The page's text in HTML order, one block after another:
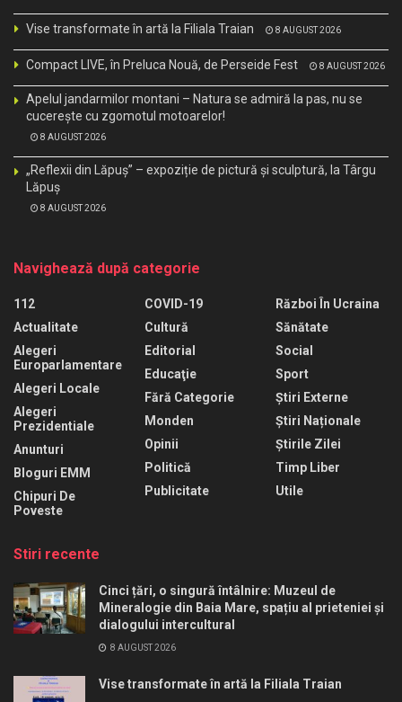
Vise transformate în artă la Filiala Traian 8 AUGUST 2026
Compact LIVE, în Preluca Nouă, de Perseide Fest 8 AUGUST 2026
Apelul jandarmilor montani – Natura se admiră la pas, nu se
cucerește cu zgomotul motoarelor!
8 AUGUST 2026
„Reflexii din Lăpuș” – expoziție de pictură și sculptură, la Târgu
Lăpuș
8 AUGUST 2026
Navighează după categorie
112
Actualitate
Alegeri
Europarlamentare
Alegeri Locale
Alegeri
Prezidentiale
Anunturi
Bloguri EMM
Chipuri De
Poveste
COVID-19
Cultură
Editorial
Educaţie
Fără Categorie
Monden
Opinii
Politică
Publicitate
Război În Ucraina
Sănătate
Social
Sport
Știri Externe
Știri Naționale
Știrile Zilei
Timp Liber
Utile
Stiri recente
Cinci țări, o singură întâlnire: Muzeul de
Mineralogie din Baia Mare, spațiu al prieteniei și
dialogului intercultural
8 AUGUST 2026
Vise transformate în artă la Filiala Traian